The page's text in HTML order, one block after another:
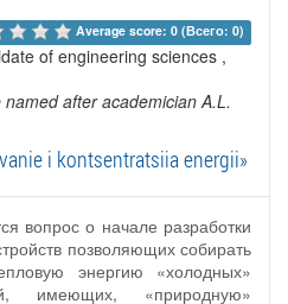
Average score: 0 (Всего: 0)
of engineering sciences ,
after academician A.L.
i kontsentratsiia energii»
вопрос о начале разработки
позволяющих собирать
энергию «холодных»
имеющих, «природную»